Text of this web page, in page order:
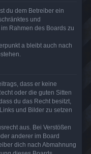
du dem Betreiber ein
und
Rahmen des Boards zu
a bleibt auch nach
dass er keine
oder die guten Sitten
du das Recht besitzt,
und Bilder zu setzen
aus. Bei Verstößen
anderer im Board
dich nach Abmahnung